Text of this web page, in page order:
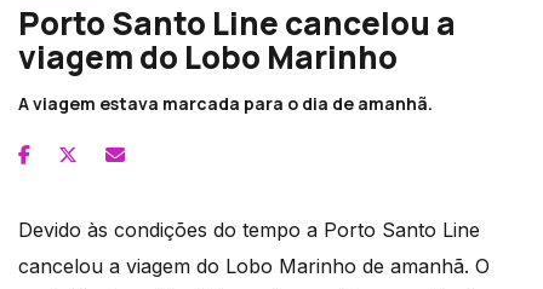
Porto Santo Line cancelou a
viagem do Lobo Marinho
A viagem estava marcada para o dia de amanhã.
Devido às condições do tempo a Porto Santo Line
cancelou a viagem do Lobo Marinho de amanhã. O